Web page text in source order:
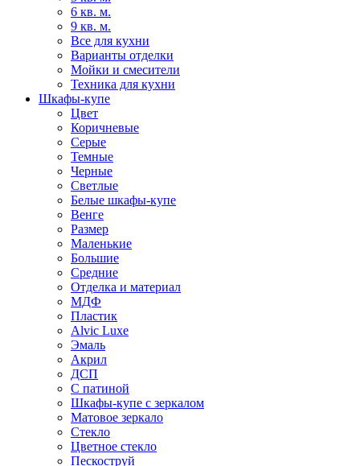
6 кв. м.
9 кв. м.
Все для кухни
Варианты отделки
Мойки и смесители
Техника для кухни
Шкафы-купе
Цвет
Коричневые
Серые
Темные
Черные
Светлые
Белые шкафы-купе
Венге
Размер
Маленькие
Большие
Средние
Отделка и материал
МДФ
Пластик
Alvic Luxe
Эмаль
Акрил
ДСП
С патиной
Шкафы-купе с зеркалом
Матовое зеркало
Стекло
Цветное стекло
Пескоструй